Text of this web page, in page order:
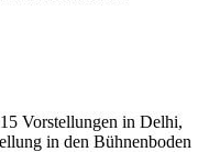
Vorstellungen in Delhi,
in den Bühnenboden